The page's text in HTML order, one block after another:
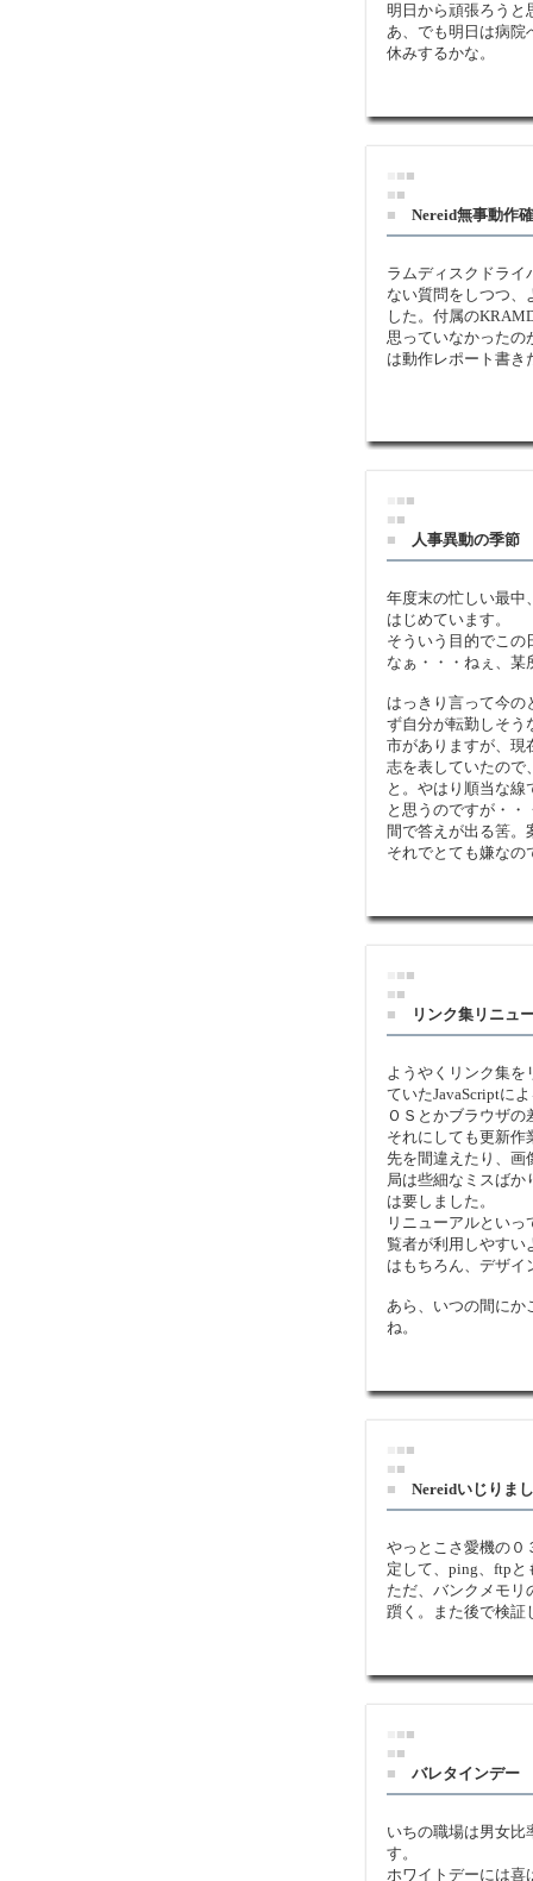
明日から頑張ろうと
あ、でも明日は病院
休みするかな。
■■
■■
■
Nereid無事動作
ラムディスクドライ
ない質問をしつつ、
した。付属の
思っていなかったの
は動作レポート書き
■■
■■
■
人事異動の季節
年度末の忙しい最中
はじめています。
そういう目的でこの
なぁ・・・ねぇ、某
はっきり言って今の
ず自分が転勤しそう
市がありますが、現
志を表していたので
と。やはり順当な
と思うのですが・
間で答えが出る筈。
それでとても嫌なの
■■
■■
■
リンク集リニュ
ようやくリンク集を
ていたJavaScriptに
ＯＳとかブラウザ
それにしても更新作
先を間違えたり、画
局は些細なミスばか
は要しました。
リニューアルとい
覧者が利用しやすい
はもちろん、デザイ
あら、いつの間にか
ね。
■■
■■
■
Nereidいじりま
やっとこさ愛機の０
定して、ping、ftpと
ただ、バンクメモリ
躓く。また後で検証
■■
■■
■
バレタインデー
いちの職場は男女比
す。
ホワイトデーには喜